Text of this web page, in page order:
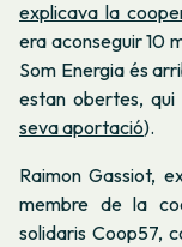
explicava la
era aconseguir 10
Som Energia és
estan obertes,
seva aportació).
Raimon Gassiot,
membre de la
solidaris Coop57,